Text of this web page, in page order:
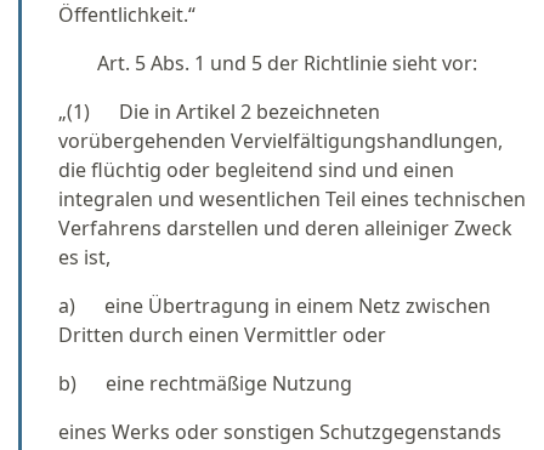
Öffentlichkeit.“
Art. 5 Abs. 1 und 5 der Richtlinie sieht vor:
„(1) Die in Artikel 2 bezeichneten
vorübergehenden Vervielfältigungshandlungen,
die flüchtig oder begleitend sind und einen
integralen und wesentlichen Teil eines technischen
Verfahrens darstellen und deren alleiniger Zweck
es ist,
a) eine Übertragung in einem Netz zwischen
Dritten durch einen Vermittler oder
b) eine rechtmäßige Nutzung
eines Werks oder sonstigen Schutzgegenstands